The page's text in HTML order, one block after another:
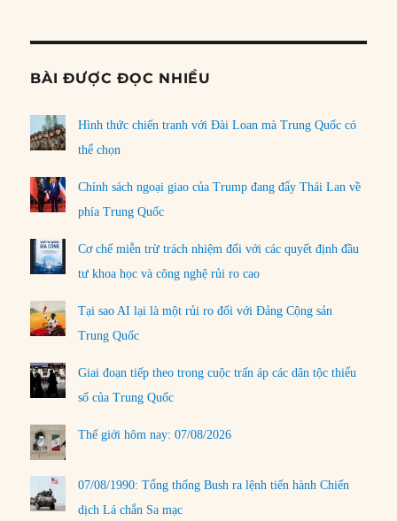
BÀI ĐƯỢC ĐỌC NHIỀU
Hình thức chiến tranh với Đài Loan mà Trung Quốc có
thể chọn
Chính sách ngoại giao của Trump đang đẩy Thái Lan về
phía Trung Quốc
Cơ chế miễn trừ trách nhiệm đối với các quyết định đầu
tư khoa học và công nghệ rủi ro cao
Tại sao AI lại là một rủi ro đối với Đảng Cộng sản
Trung Quốc
Giai đoạn tiếp theo trong cuộc trấn áp các dân tộc thiểu
số của Trung Quốc
Thế giới hôm nay: 07/08/2026
07/08/1990: Tổng thống Bush ra lệnh tiến hành Chiến
dịch Lá chắn Sa mạc